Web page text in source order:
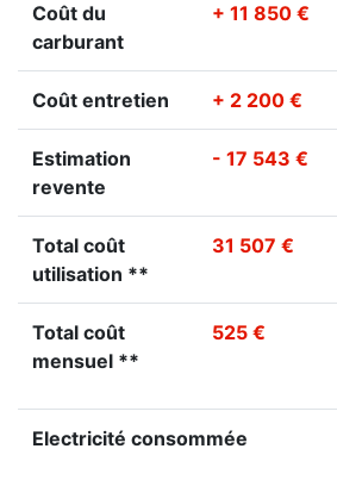
Coût du
carburant
+ 11 850 €
Coût entretien + 2 200 €
Estimation
revente
- 17 543 €
Total coût
utilisation **
31 507 €
Total coût
mensuel **
525 €
Electricité consommée